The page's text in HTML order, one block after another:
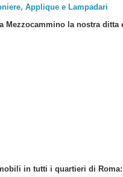
Applique e Lampadari
Mezzocammino la nostra ditta
in tutti i quartieri di Roma: